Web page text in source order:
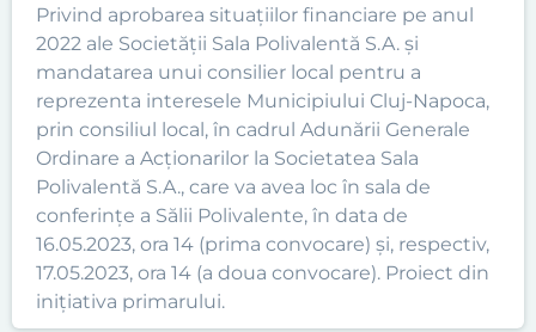
Privind aprobarea situațiilor financiare pe anul
2022 ale Societății Sala Polivalentă S.A. și
mandatarea unui consilier local pentru a
reprezenta interesele Municipiului Cluj-Napoca,
prin consiliul local, în cadrul Adunării Generale
Ordinare a Acționarilor la Societatea Sala
Polivalentă S.A., care va avea loc în sala de
conferințe a Sălii Polivalente, în data de
16.05.2023, ora 14 (prima convocare) și, respectiv,
17.05.2023, ora 14 (a doua convocare). Proiect din
inițiativa primarului.